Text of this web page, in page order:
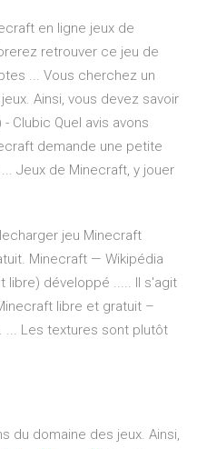
en ligne jeux de
retrouver ce jeu de
... Vous cherchez un
Ainsi, vous devez savoir
Clubic Quel avis avons
demande une petite
Jeux de Minecraft, y jouer
jeu Minecraft
Minecraft — Wikipédia
libre) développé ..... Il s'agit
libre et gratuit –
... Les textures sont plutôt
du domaine des jeux. Ainsi,